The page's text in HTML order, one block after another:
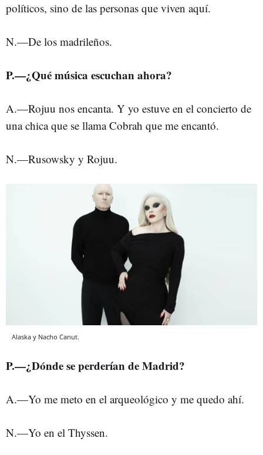
políticos, sino de las personas que viven aquí.
N.—De los madrileños.
P.—¿Qué música escuchan ahora?
A.—Rojuu nos encanta. Y yo estuve en el concierto de
una chica que se llama Cobrah que me encantó.
N.—Rusowsky y Rojuu.
Alaska y Nacho Canut.
P.—¿Dónde se perderían de Madrid?
A.—Yo me meto en el arqueológico y me quedo ahí.
N.—Yo en el Thyssen.